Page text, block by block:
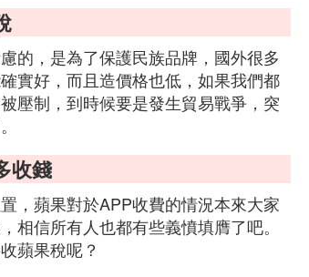
的，是為了保護民族品牌，國外很多
實好，而且造價格也低，如果我們都
壓制，到時候要是發生貿易戰爭，突
收錢
，蘋果對於APP收費的情況本來大家
相信所有人也都有些義憤填膺了吧。
蘋果稅呢？